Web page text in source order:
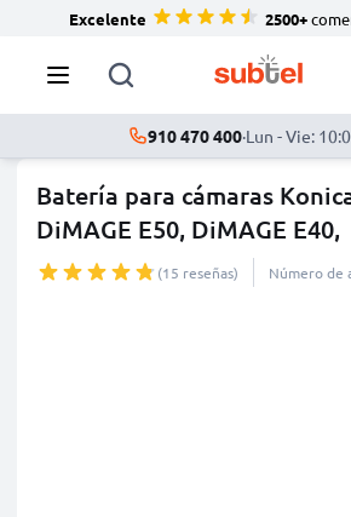
Excelente 2500+
910 470 400·Lun - Vie:
Batería para cámaras
DiMAGE E50, DiMAGE E40,
(15 reseñas) Número de